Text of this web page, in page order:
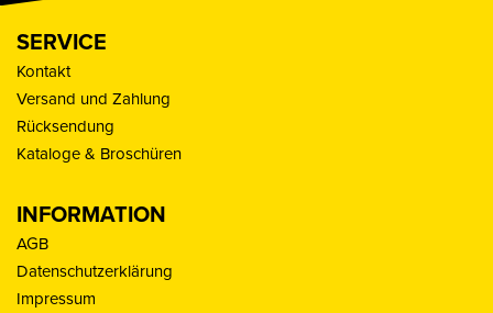
SERVICE
Kontakt
Versand und Zahlung
Rücksendung
Kataloge & Broschüren
INFORMATION
AGB
Datenschutzerklärung
Impressum